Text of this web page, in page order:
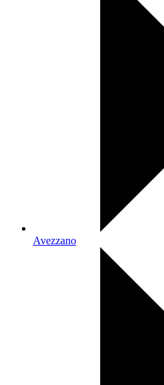
Avezzano